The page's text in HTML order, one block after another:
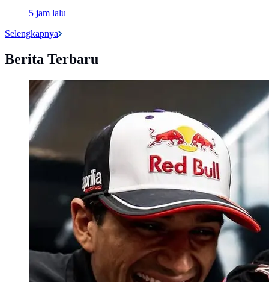
5 jam lalu
Selengkapnya
Berita Terbaru